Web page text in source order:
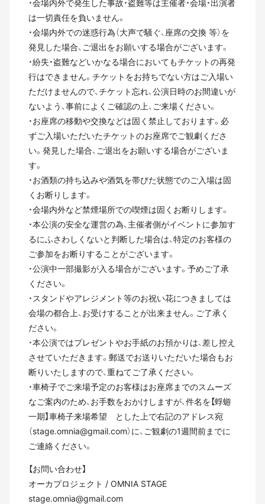
・会場内外で発生した事故・盗難等は主催者・会場・出演者
は一切責任を負いません。
・会場内外での迷惑行為（大声で騒ぐ、座席の交換 等）を
発見した場合、ご退出をお願いする場合がございます。
・紛失・盗難などいかなる場合においてもチケットの再発
行はできません。チケットをお持ちでない方はご入場い
ただけませんので、チケット忘れ、公演日時のお間違いが
ないよう、事前によくご確認の上、ご来場ください。
・お座席の移動や交換などは固く禁止しております。必
ずご入場いただいたチケットのお座席でご観劇くださ
い。発見した場合、ご退出をお願いする場合がございま
す。
・お酒類の持ち込みや酒気を帯びた状態でのご入場は固
くお断りします。
・会場内外など禁煙場所での喫煙は固くお断りします。
・本公演の安全な運営の為、主催者側がイベントに参加す
るにふさわしくないと判断した場合は、特定のお客様の
ご参加をお断りすることがございます。
・公演中一部撮影が入る場合がございます。予めご了承
ください。
・スタンドやアレジメント等のお祝い花につきましては
会場の都合上、お受けすることが出来ません。ご了承く
ださい。
・本公演ではプレゼントやお手紙のお預かりは、差し控え
させていただきます。郵送でお送りいただいた場合もお
断りいたしますので、重ねてご了承ください。
・車椅子でご来場予定のお客様はお座席までのスムーズ
なご案内のため、お手数をおかけしますが、件名を【蜉蝣
一期】車椅子来場希望 とした上で右記のアドレス宛
（stage.omnia@gmail.com）に、ご観劇の1週間前までに
ご連絡ください。
【お問い合わせ】
オーカプロジェクト / OMNIA STAGE
stage.omnia@gmail.com